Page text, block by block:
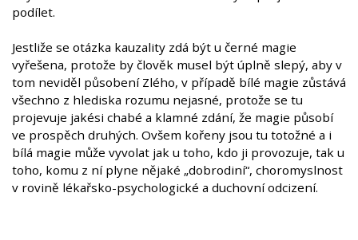
podílet.
Jestliže se otázka kauzality zdá být u černé magie
vyřešena, protože by člověk musel být úplně slepý, aby v
tom neviděl působení Zlého, v případě bílé magie zůstává
všechno z hlediska rozumu nejasné, protože se tu
projevuje jakési chabé a klamné zdání, že magie působí
ve prospěch druhých. Ovšem kořeny jsou tu totožné a i
bílá magie může vyvolat jak u toho, kdo ji provozuje, tak u
toho, komu z ní plyne nějaké „dobrodiní“, choromyslnost
v rovině lékařsko-psychologické a duchovní odcizení.